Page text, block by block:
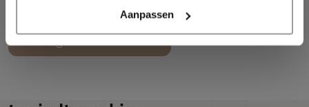
Aanpassen
Terug naar overzicht